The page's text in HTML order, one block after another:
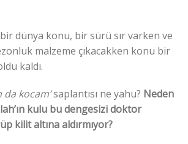
dünya konu, bir sürü sır varken ve
malzeme çıkacakken konu bir
kaldı.
da kocam’saplantısı ne yahu? Neden
kulu bu dengesizi doktor
kilit altına aldırmıyor?